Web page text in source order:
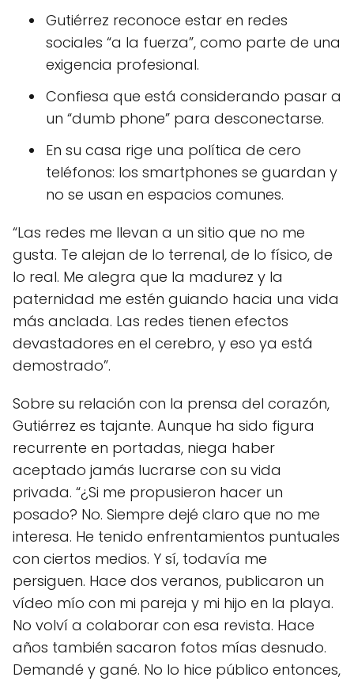
Gutiérrez reconoce estar en redes
sociales “a la fuerza”, como parte de una
exigencia profesional.
Confiesa que está considerando pasar a
un “dumb phone” para desconectarse.
En su casa rige una política de cero
teléfonos: los smartphones se guardan y
no se usan en espacios comunes.
“Las redes me llevan a un sitio que no me
gusta. Te alejan de lo terrenal, de lo físico, de
lo real. Me alegra que la madurez y la
paternidad me estén guiando hacia una vida
más anclada. Las redes tienen efectos
devastadores en el cerebro, y eso ya está
demostrado”.
Sobre su relación con la prensa del corazón,
Gutiérrez es tajante. Aunque ha sido figura
recurrente en portadas, niega haber
aceptado jamás lucrarse con su vida
privada. “¿Si me propusieron hacer un
posado? No. Siempre dejé claro que no me
interesa. He tenido enfrentamientos puntuales
con ciertos medios. Y sí, todavía me
persiguen. Hace dos veranos, publicaron un
vídeo mío con mi pareja y mi hijo en la playa.
No volví a colaborar con esa revista. Hace
años también sacaron fotos mías desnudo.
Demandé y gané. No lo hice público entonces,